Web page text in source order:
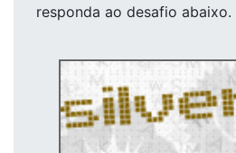
responda ao desafio abaixo.